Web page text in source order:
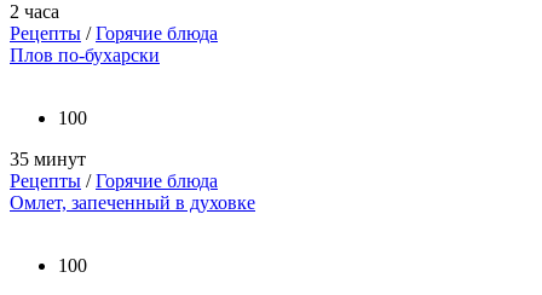
2 часа
Рецепты /Горячие блюда
Плов по-бухарски
100
35 минут
Рецепты /Горячие блюда
Омлет, запеченный в духовке
100